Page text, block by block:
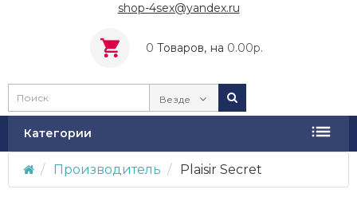
shop-4sex@yandex.ru
0 Tоваров, на 0.00р.
Везде
Категории
Производитель Plaisir Secret